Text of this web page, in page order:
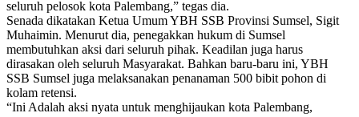
seluruh pelosok kota Palembang,” tegas dia.
Senada dikatakan Ketua Umum YBH SSB Provinsi Sumsel, Sigit
Muhaimin. Menurut dia, penegakkan hukum di Sumsel
membutuhkan aksi dari seluruh pihak. Keadilan juga harus
dirasakan oleh seluruh Masyarakat. Bahkan baru-baru ini, YBH
SSB Sumsel juga melaksanakan penanaman 500 bibit pohon di
kolam retensi.
“Ini Adalah aksi nyata untuk menghijaukan kota Palembang,